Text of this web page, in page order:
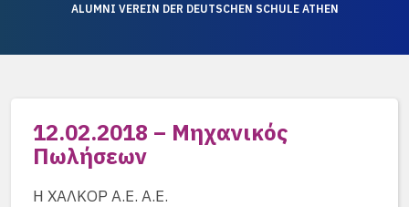
ALUMNI VEREIN DER DEUTSCHEN SCHULE ATHEN
12.02.2018 – Μηχανικός
Πωλήσεων
Η ΧΑΛΚΟΡ Α.Ε. Α.Ε.